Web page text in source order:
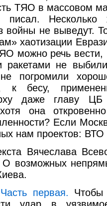
ТЯО в массовом
писал.
войны не выведут.
хаотизации
можно речь вести,
не
погромили
к бесу,
даже главу ЦБ
она
Если
нам проектов:
Вячеслава
возможных
первая. Чтобы
удар в